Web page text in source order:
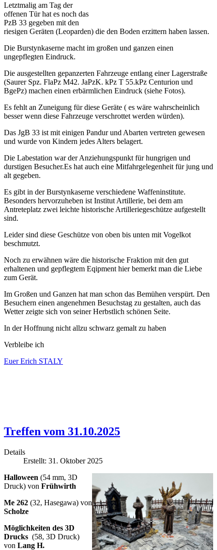
Letztmalig am Tag der
offenen Tür hat es noch das
PzB 33 gegeben mit den
riesigen Geräten (Leoparden) die den Boden erzittern haben lassen.
Die Burstynkaserne macht im großen und ganzen einen
ungepflegten Eindruck.
Die ausgestellten gepanzerten Fahrzeuge entlang einer Lagerstraße
(Saurer Spz. FlaPz M42. JaPzK. kPz T 55.kPz Centurion und
BgePz) machen einen erbärmlichen Eindruck (siehe Fotos).
Es fehlt an Zuneigung für diese Geräte ( es wäre wahrscheinlich
besser wenn diese Fahrzeuge verschrottet werden würden).
Das JgB 33 ist mit einigen Pandur und Abarten vertreten gewesen
und wurde von Kindern jedes Alters belagert.
Die Labestation war der Anziehungspunkt für hungrigen und
durstigen Besucher.Es hat auch eine Mitfahrgelegenheit für jung und
alt gegeben.
Es gibt in der Burstynkaserne verschiedene Waffeninstitute.
Besonders hervorzuheben ist Institut Artillerie, bei dem am
Antreteplatz zwei leichte historische Artilleriegeschütze aufgestellt
sind.
Leider sind diese Geschütze von oben bis unten mit Vogelkot
beschmutzt.
Noch zu erwähnen wäre die historische Fraktion mit den gut
erhaltenen und gepflegtem Eqipment hier bemerkt man die Liebe
zum Gerät.
Im Großen und Ganzen hat man schon das Bemühen verspürt. Den
Besuchern einen angenehmen Besuchstag zu gestalten, auch das
Wetter zeigte sich von seiner Herbstlich schönen Seite.
In der Hoffnung nicht allzu schwarz gemalt zu haben
Verbleibe ich
Euer Erich STALY
Treffen vom 31.10.2025
Details
Erstellt: 31. Oktober 2025
Halloween (54 mm, 3D
Druck) von Frühwirth
Me 262 (32, Hasegawa) von
Scholze
Möglichkeiten des 3D
Drucks (58, 3D Druck)
von Lang H.